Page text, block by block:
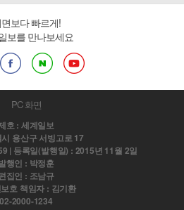
보다 빠르게!
보를 만나보세요
PC 화면
호 : 세계일보
용산구 서빙고로 17
| 등록일(발행일) : 2015년 11월 2일
행인 : 박정훈
집인 : 조남규
호 책임자 : 김기환
02-2000-1234